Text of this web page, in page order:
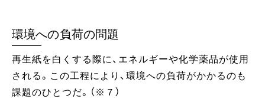
環境への負荷の問題
再生紙を白くする際に、エネルギーや化学薬品が使用
される。この工程により、環境への負荷がかかるのも
課題のひとつだ。（※７）